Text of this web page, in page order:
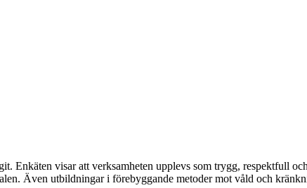
Enkäten visar att verksamheten upplevs som trygg, respektfull
Även utbildningar i förebyggande metoder mot våld och